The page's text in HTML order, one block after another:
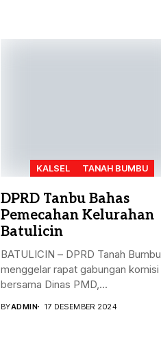
KALSEL TANAH BUMBU
DPRD Tanbu Bahas
Pemecahan Kelurahan
Batulicin
BATULICIN – DPRD Tanah Bumbu
menggelar rapat gabungan komisi
bersama Dinas PMD,...
BYADMIN 17 DESEMBER 2024